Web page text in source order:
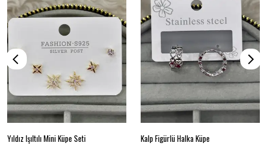
Yıldız Işıltılı Mini Küpe Seti Kalp Figürlü Halka Küpe